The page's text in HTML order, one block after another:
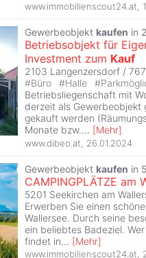
www.immobilienscout24.at
Gewerbeobjekt kaufen in
Betriebsobjekt für
Investment zum Kauf
2103 Langenzersdorf /
#Büro #Halle #
Betriebsliegenschaft mit
derzeit als Gewerbeobjekt
gekauft werden
Monate bzw.... [Mehr]
www.dibeo.at 26.01.2024
Gewerbeobjekt kaufen in
CAMPINGPLÄTZE am
5201 Seekirchen am
Erwerben Sie einen
Wallersee. Durch seine
ein beliebtes Badeziel.
findet in... [Mehr]
www.immobilienscout24.at,